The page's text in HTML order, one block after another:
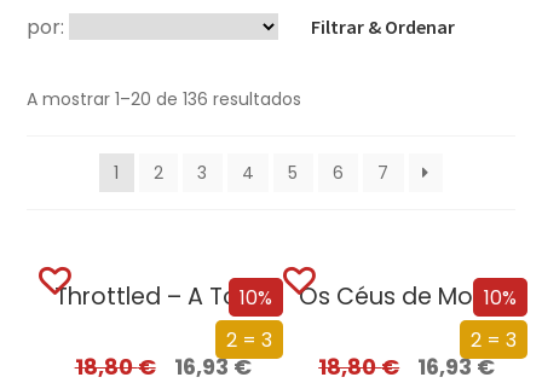
por:
Filtrar & Ordenar
A mostrar 1–20 de 136 resultados
1 2 3 4 5 6 7
10%
2 = 3
Throttled – A Todo o Gás
18,80€ 16,93€
10%
2 = 3
Os Céus de Montana (Nova Edição)
18,80€ 16,93€